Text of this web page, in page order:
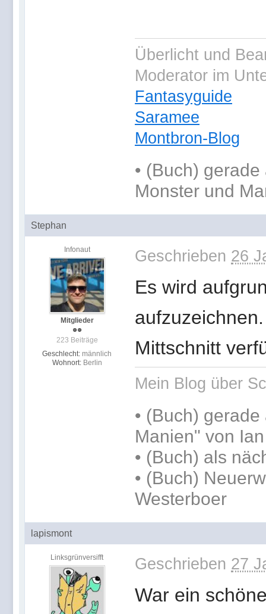
Überlicht und
Moderator im
Fantasyguide
Saramee
Montbron-Blog
• (Buch) gerade
Monster und
Stephan
Infonaut
Mitglieder
223 Beiträge
Geschlecht: männlich
Wohnort: Berlin
Geschrieben 26
Es wird
Mittschnitt
Mein Blog über
• (Buch) gerade
Manien" von
• (Buch) als
• (Buch)
Westerboer
lapismont
Linksgrünversifft Geschrieben 27
War ein